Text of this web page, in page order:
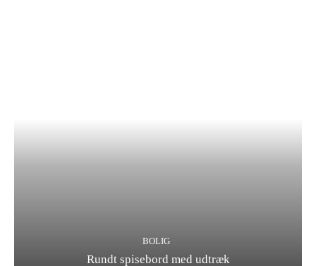
BOLIG
Rundt spisebord med udtræk